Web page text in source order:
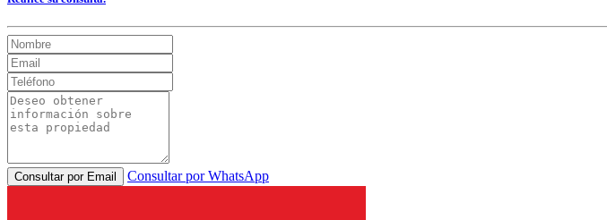
Consultar por Email Consultar por WhatsApp